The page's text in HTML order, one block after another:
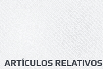
ARTÍCULOS RELATIVOS